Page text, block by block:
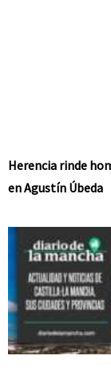
Herencia rinde
en Agustín Úbeda